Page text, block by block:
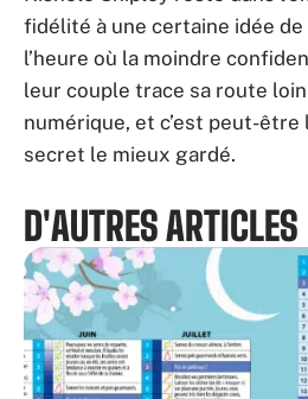
fidélité à une certaine idée de
l’heure où la moindre
leur couple trace sa route
numérique, et c’est peut-être
secret le mieux gardé.
D'AUTRES ARTICLES